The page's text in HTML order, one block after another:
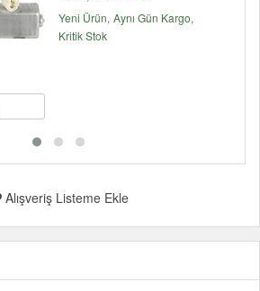
Yeni Ürün Aynı Gün Kargo
Kritik Stok
Alışveriş Listeme Ekle